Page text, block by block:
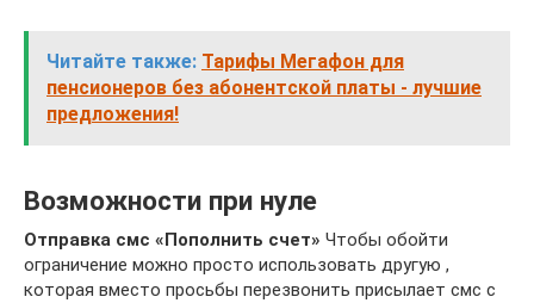
Читайте также: Тарифы Мегафон для
пенсионеров без абонентской платы - лучшие
предложения!
Возможности при нуле
Отправка смс «Пополнить счет» Чтобы обойти
ограничение можно просто использовать другую ,
которая вместо просьбы перезвонить присылает смс с